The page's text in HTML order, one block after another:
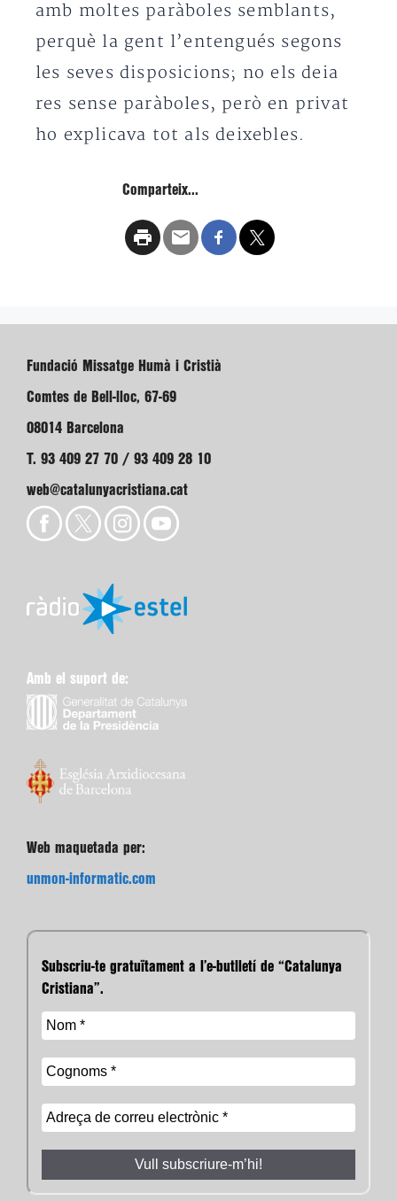
amb moltes paràboles semblants,
perquè la gent l’entengués segons
les seves disposicions; no els deia
res sense paràboles, però en privat
ho explicava tot als deixebles.
Comparteix...
Fundació Missatge Humà i Cristià
Comtes de Bell-lloc, 67-69
08014 Barcelona
T. 93 409 27 70 / 93 409 28 10
web@catalunyacristiana.cat
Amb el suport de:
Web maquetada per:
unmon-informatic.com
Subscriu-te gratuïtament a l’e-butlletí de “Catalunya
Cristiana”.